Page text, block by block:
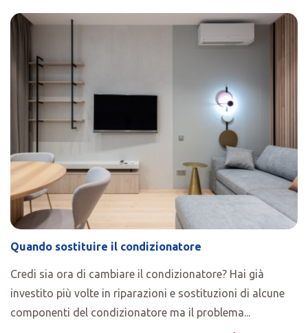
Quando sostituire il condizionatore
Credi sia ora di cambiare il condizionatore? Hai già
investito più volte in riparazioni e sostituzioni di alcune
componenti del condizionatore ma il problema...